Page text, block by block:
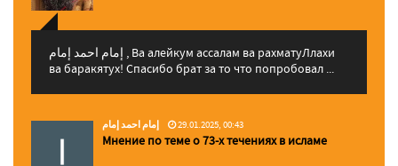
إمام احمد إمام , Ва алейкум ассалам ва рахматуЛлахи
ва баракятух! Спасибо брат за то что попробовал ...
إمام احمد إمام 29.01.2025, 00:43
Мнение по теме о 73-х течениях в исламе